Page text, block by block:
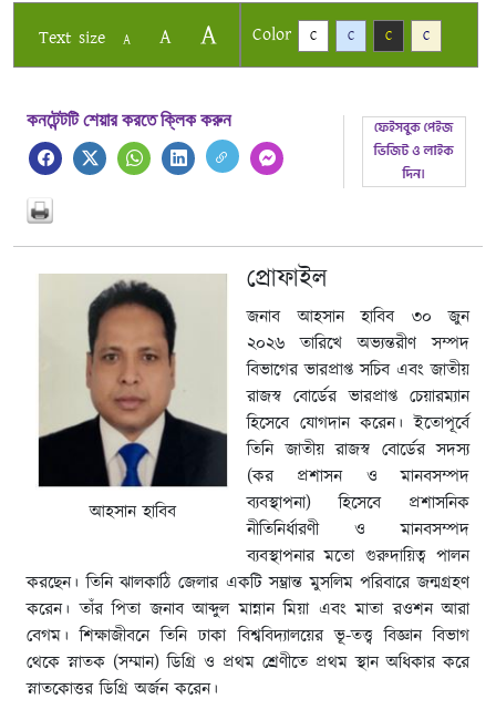
Text size A A A Color C C C C
কনটেন্টটি শেয়ার করতে ক্লিক করুন
আহসান হাবিব
প্রোফাইল
জনাব আহসান হাবিব ৩০ জুন
২০২৬ তারিখে অভ্যন্তরীণ সম্পদ
বিভাগের ভারপ্রাপ্ত সচিব এবং জাতীয়
রাজস্ব বোর্ডের ভারপ্রাপ্ত চেয়ারম্যান
হিসেবে যোগদান করেন। ইতোপূর্বে
তিনি জাতীয় রাজস্ব বোর্ডের সদস্য
(কর প্রশাসন ও মানবসম্পদ
ব্যবস্থাপনা) হিসেবে প্রশাসনিক
নীতিনির্ধারণী ও মানবসম্পদ
ব্যবস্থাপনার মতো গুরুদায়িত্ব পালন
করছেন। তিনি ঝালকাঠি জেলার একটি সম্ভ্রান্ত মুসলিম পরিবারে জন্মগ্রহণ
করেন। তাঁর পিতা জনাব আব্দুল মান্নান মিয়া এবং মাতা রওশন আরা
বেগম। শিক্ষাজীবনে তিনি ঢাকা বিশ্ববিদ্যালয়ের ভূ-তত্ত্ব বিজ্ঞান বিভাগ
থেকে স্নাতক (সম্মান) ডিগ্রি ও প্রথম শ্রেণীতে প্রথম স্থান অধিকার করে
স্নাতকোত্তর ডিগ্রি অর্জন করেন।